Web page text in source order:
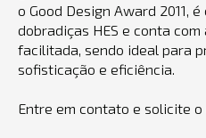
o Good Design Award 2011,
dobradiças HES e conta
facilitada, sendo ideal para
sofisticação e eficiência.
Entre em contato e solicite o